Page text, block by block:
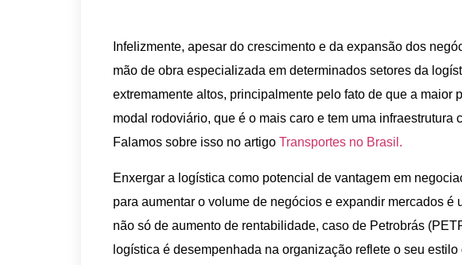
Infelizmente, apesar do crescimento e da expansão dos
mão de obra especializada em determinados setores da
extremamente altos, principalmente pelo fato de que a maior
modal rodoviário, que é o mais caro e tem uma infraestrutura
Falamos sobre isso no artigo Transportes no Brasil.
Enxergar a logística como potencial de vantagem em
para aumentar o volume de negócios e expandir mercados é
não só de aumento de rentabilidade, caso de Petrobrás
logística é desempenhada na organização reflete o seu